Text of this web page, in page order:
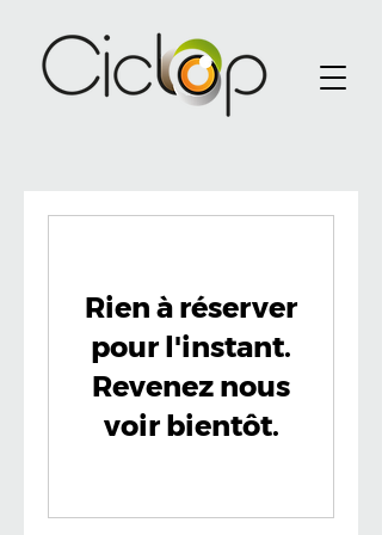
Rien à réserver
pour l'instant.
Revenez nous
voir bientôt.